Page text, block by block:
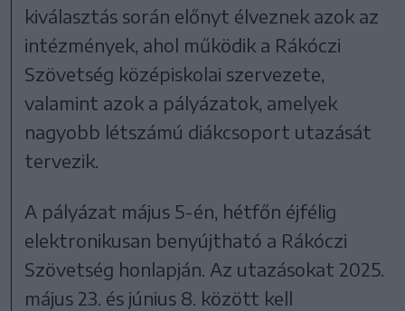
kiválasztás során előnyt élveznek azok az
intézmények, ahol működik a Rákóczi
Szövetség középiskolai szervezete,
valamint azok a pályázatok, amelyek
nagyobb létszámú diákcsoport utazását
tervezik.
A pályázat május 5-én, hétfőn éjfélig
elektronikusan benyújtható a Rákóczi
Szövetség honlapján. Az utazásokat 2025.
május 23. és június 8. között kell